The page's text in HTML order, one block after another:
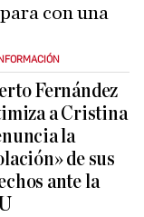
con una
Fernández
a Cristina
la
de sus
ante la